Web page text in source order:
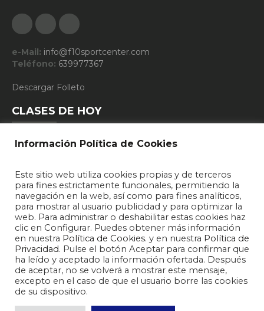
FacebookGoogle Plus
e-Mail: info@f10sportcenter.com
Teléfono: 639977367
Descargar Folleto
CLASES DE HOY
19:15 - DEFENSA PERSONAL
20:15 - DEFENSA PERSONAL
2026 © F10 Sport Center - Gimnasio y Centro Deportivo Zamora
Información Política de Cookies
Este sitio web utiliza cookies propias y de terceros
para fines estrictamente funcionales, permitiendo la
navegación en la web, así como para fines analíticos,
para mostrar al usuario publicidad y para optimizar la
web. Para administrar o deshabilitar estas cookies haz
clic en Configurar. Puedes obtener más información
en nuestra Política de Cookies. y en nuestra Política de
Privacidad. Pulse el botón Aceptar para confirmar que
ha leído y aceptado la información ofertada. Después
de aceptar, no se volverá a mostrar este mensaje,
excepto en el caso de que el usuario borre las cookies
de su dispositivo.